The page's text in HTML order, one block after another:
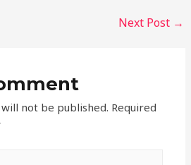
Next Post →
not be published. Required